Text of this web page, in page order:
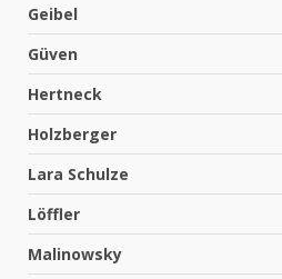
Geibel
Güven
Hertneck
Holzberger
Lara Schulze
Löffler
Malinowsky